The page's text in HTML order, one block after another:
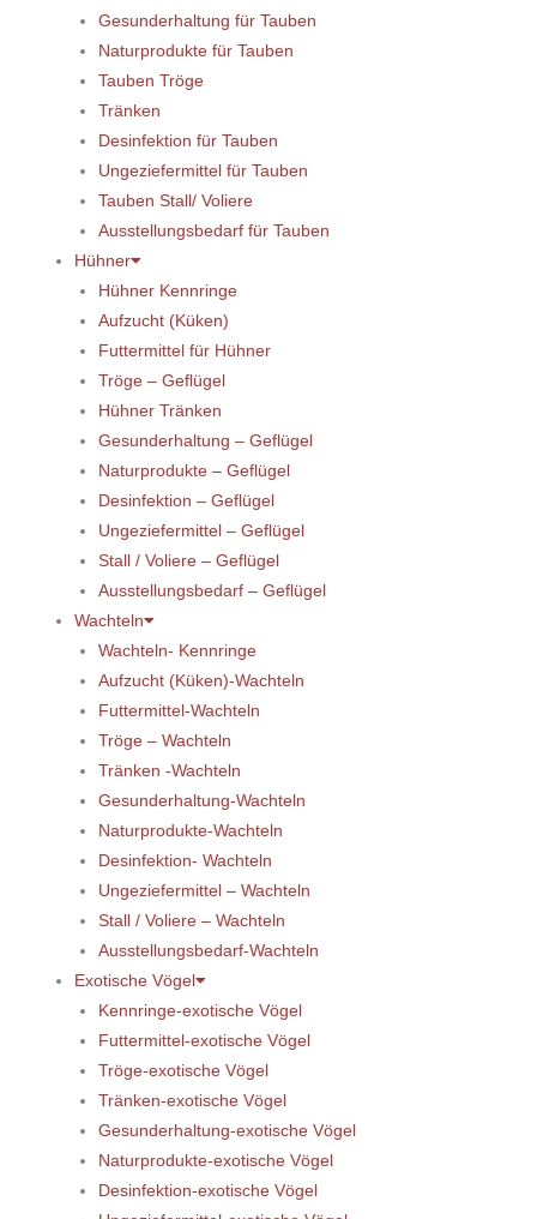
Gesunderhaltung für Tauben
Naturprodukte für Tauben
Tauben Tröge
Tränken
Desinfektion für Tauben
Ungeziefermittel für Tauben
Tauben Stall/ Voliere
Ausstellungsbedarf für Tauben
Hühner
Hühner Kennringe
Aufzucht (Küken)
Futtermittel für Hühner
Tröge – Geflügel
Hühner Tränken
Gesunderhaltung – Geflügel
Naturprodukte – Geflügel
Desinfektion – Geflügel
Ungeziefermittel – Geflügel
Stall / Voliere – Geflügel
Ausstellungsbedarf – Geflügel
Wachteln
Wachteln- Kennringe
Aufzucht (Küken)-Wachteln
Futtermittel-Wachteln
Tröge – Wachteln
Tränken -Wachteln
Gesunderhaltung-Wachteln
Naturprodukte-Wachteln
Desinfektion- Wachteln
Ungeziefermittel – Wachteln
Stall / Voliere – Wachteln
Ausstellungsbedarf-Wachteln
Exotische Vögel
Kennringe-exotische Vögel
Futtermittel-exotische Vögel
Tröge-exotische Vögel
Tränken-exotische Vögel
Gesunderhaltung-exotische Vögel
Naturprodukte-exotische Vögel
Desinfektion-exotische Vögel